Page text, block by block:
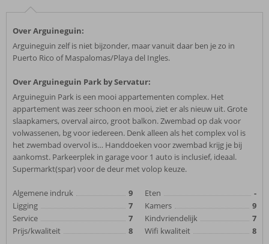
Over Arguineguin:
Arguineguin zelf is niet bijzonder, maar vanuit daar ben je zo in
Puerto Rico of Maspalomas/Playa del Ingles.
Over Arguineguin Park by Servatur:
Arguineguin Park is een mooi appartementen complex. Het
appartement was zeer schoon en mooi, ziet er als nieuw uit. Grote
slaapkamers, overval airco, groot balkon. Zwembad op dak voor
volwassenen, bg voor iedereen. Denk alleen als het complex vol is
het zwembad overvol is… Handdoeken voor zwembad krijg je bij
aankomst. Parkeerplek in garage voor 1 auto is inclusief, ideaal.
Supermarkt(spar) voor de deur met volop keuze.
Algemene indruk
9
Ligging
7
Service
7
Prijs/kwaliteit
8
Eten
-
Kamers
9
Kindvriendelijk
7
Wifi kwaliteit
8